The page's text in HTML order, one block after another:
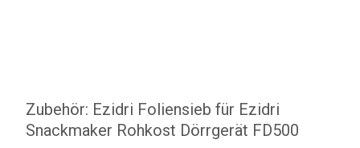
Zubehör: Ezidri Foliensieb für Ezidri
Snackmaker Rohkost Dörrgerät FD500